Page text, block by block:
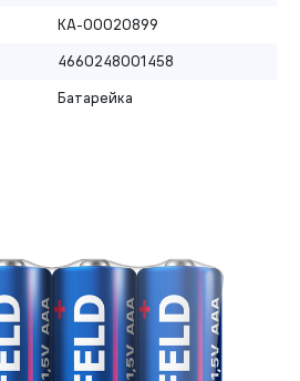
КА-00020899
4660248001458
Батарейка